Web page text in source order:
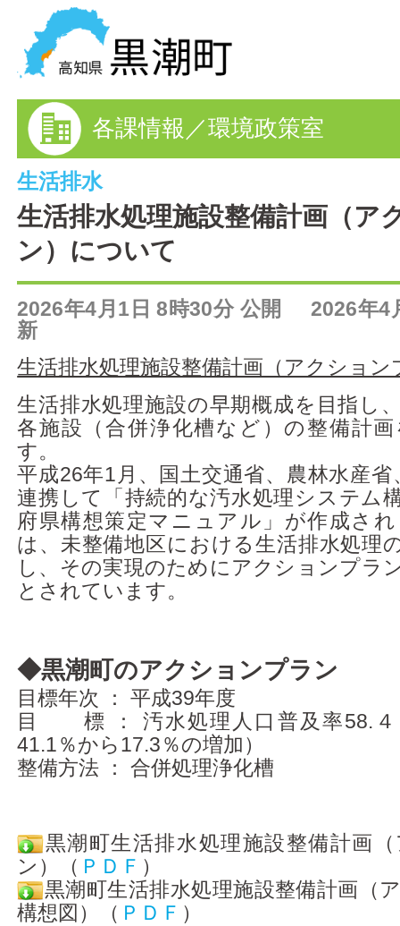
HOME
まちの情報
各課情報
電子申請
FAQ
アクセス
黒潮町の情報を探す
各課情報／環境政策室
生活排水
生活排水処理施設整備計画（ア
ン）について
2026年4月1日 8時30分 公開 2026年4
新
生活排水処理施設整備計画（アクショ
生活排水処理施設の早期概成を目指し
各施設（合併浄化槽など）の整備計
す。
平成26年1月、国土交通省、農林水産
連携して「持続的な汚水処理システム
府県構想策定マニュアル」が作成さ
は、未整備地区における生活排水処理
し、その実現のためにアクションプラ
とされています。
◆黒潮町のアクションプラン
目標年次 ： 平成39年度
目 標 ： 汚水処理人口普及率58.４
41.1％から17.3％の増加）
整備方法 ： 合併処理浄化槽
黒潮町生活排水処理施設整備計画
ン）（ ＰＤＦ ）
黒潮町生活排水処理施設整備計画（
構想図）（ ＰＤＦ ）